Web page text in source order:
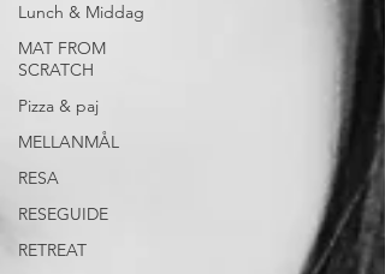
Lunch & Middag
MAT FROM
SCRATCH
Pizza & paj
MELLANMÅL
RESA
RESEGUIDE
RETREAT